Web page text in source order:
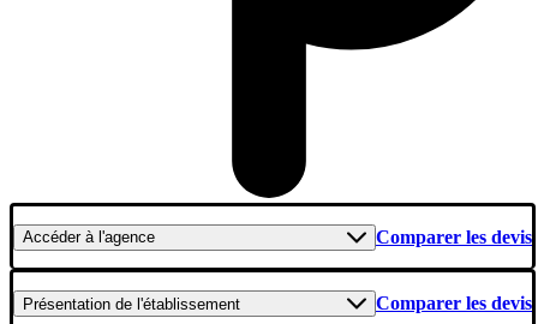
Accéderà l'agence Comparer les devis
Présentation de l'établissement Comparer les devis